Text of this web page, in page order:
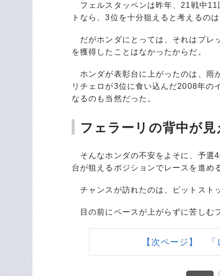
フェルスタッペンは昨年、21戦中11
トなら、3位を十分狙えると考えるの
だがホンダにとっては、それはプレ
を獲得したことはなかったからだ。
ホンダが表彰台に上がったのは、雨
リチェロが3位に食い込んだ2008年
なるのも当然だった。
フェラーリの背中が
そんなホンダの不安をよそに、予選
台が狙えるポジションでレースを進め
チャンスが訪れたのは、ピットスト
目の前にペースが上がらずに苦しむ
【次ページ】 「